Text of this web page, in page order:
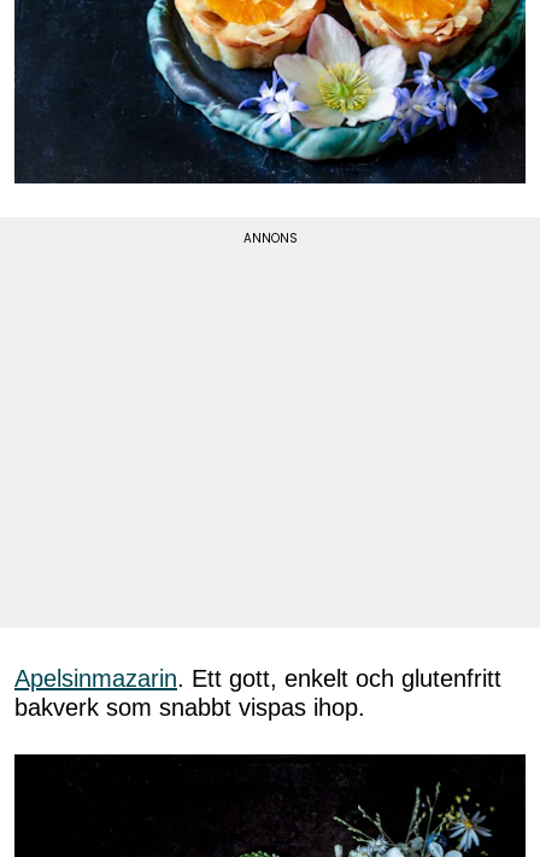
Apelsinmazarin. Ett gott, enkelt och glutenfritt
bakverk som snabbt vispas ihop.